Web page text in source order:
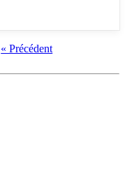
« Précédent